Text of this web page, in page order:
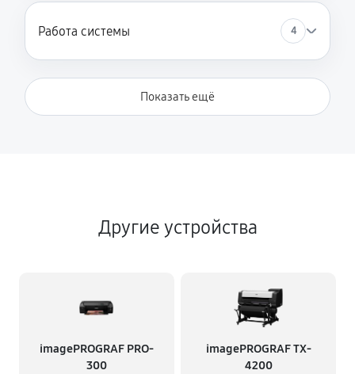
Работа системы 4
Показать ещё
Другие устройства
imagePROGRAF PRO-
300
imagePROGRAF TX-
4200